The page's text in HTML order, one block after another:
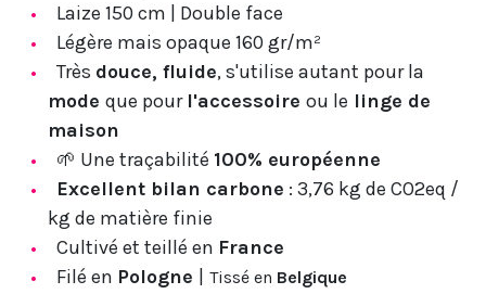
Laize 150 cm | Double face
Légère mais opaque 160 gr/m²
Très douce, fluide, s'utilise autant pour la
mode que pour l'accessoire ou le linge de
maison
🌱 Une traçabilité 100% européenne
Excellent bilan carbone : 3,76 kg de CO2eq /
kg de matière finie
Cultivé et teillé en France
Filé en Pologne Tissé en Belgique